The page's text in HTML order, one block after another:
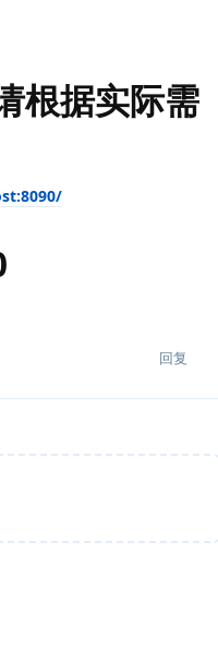
根据实际需
回复